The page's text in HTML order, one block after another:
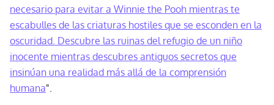
necesario para evitar a Winnie the Pooh mientras te
escabulles de las criaturas hostiles que se esconden en la
oscuridad. Descubre las ruinas del refugio de un niño
inocente mientras descubres antiguos secretos que
insinúan una realidad más allá de la comprensión
humana".